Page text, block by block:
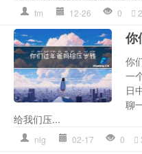
fm 12-26 0
你
你
一
日
聊
给我们压...
nlg 02-17 0